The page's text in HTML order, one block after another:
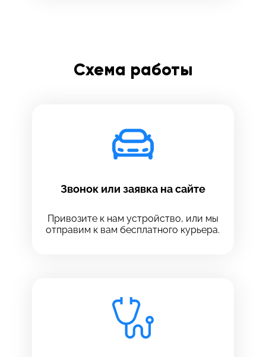
Схема работы
Звонок или заявка на сайте
Привозите к нам устройство, или мы
отправим к вам бесплатного курьера.
Выберите сервис
Выберите сервис